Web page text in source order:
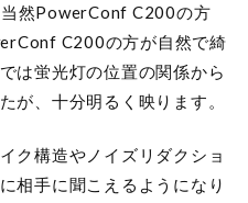
然PowerConf C200の方
C200の方が自然で綺
は蛍光灯の位置の関係から
が、十分明るく映ります。
ク構造やノイズリダクショ
相手に聞こえるようになり